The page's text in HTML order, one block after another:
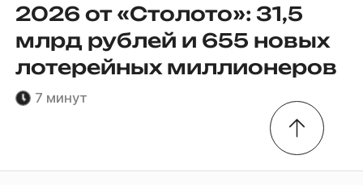
2026 от «Столото»: 31,5
млрд рублей и 655 новых
лотерейных миллионеров
7 минут